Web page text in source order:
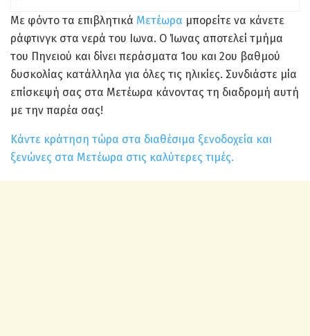
Με φόντο τα επιβλητικά Μετέωρα μπορείτε να κάνετε
ράφτινγκ στα νερά του Ιωνα. Ο Ίωνας αποτελεί τμήμα
του Πηνειού και δίνει περάσματα 1ου και 2ου βαθμού
δυσκολίας κατάλληλα για όλες τις ηλικίες. Συνδιάστε μία
επίσκεψή σας στα Μετέωρα κάνοντας τη διαδρομή αυτή
με την παρέα σας!
Κάντε κράτηση τώρα στα διαθέσιμα ξενοδοχεία και
ξενώνες στα Μετέωρα στις καλύτερες τιμές.